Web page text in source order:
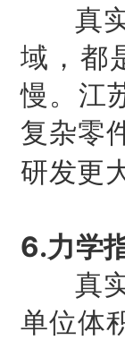
真实
域，都
慢。江
复杂零
研发更
6.力学
真实
单位体